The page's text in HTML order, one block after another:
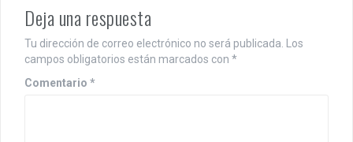
Deja una respuesta
Tu dirección de correo electrónico no será publicada. Los
campos obligatorios están marcados con *
Comentario *